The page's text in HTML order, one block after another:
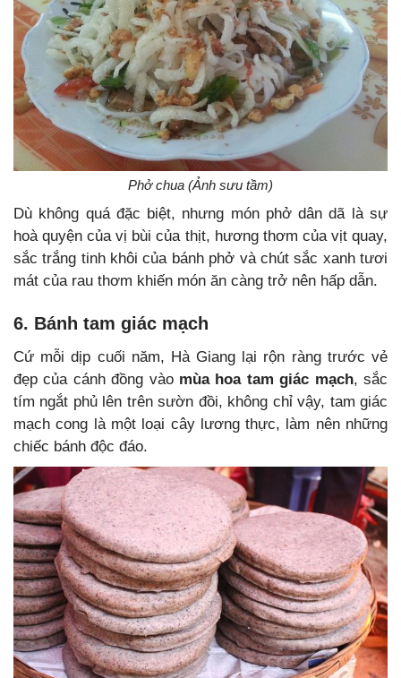
Phở chua (Ảnh sưu tầm)
Dù không quá đặc biệt, nhưng món phở dân dã là sự
hoà quyện của vị bùi của thịt, hương thơm của vịt quay,
sắc trắng tinh khôi của bánh phở và chút sắc xanh tươi
mát của rau thơm khiến món ăn càng trở nên hấp dẫn.
6. Bánh tam giác mạch
Cứ mỗi dịp cuối năm, Hà Giang lại rộn ràng trước vẻ
đẹp của cánh đồng vào mùa hoa tam giác mạch, sắc
tím ngắt phủ lên trên sườn đồi, không chỉ vậy, tam giác
mạch cong là một loại cây lương thực, làm nên những
chiếc bánh độc đáo.